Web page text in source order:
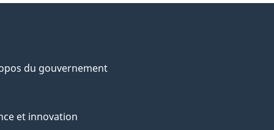
du gouvernement
et innovation